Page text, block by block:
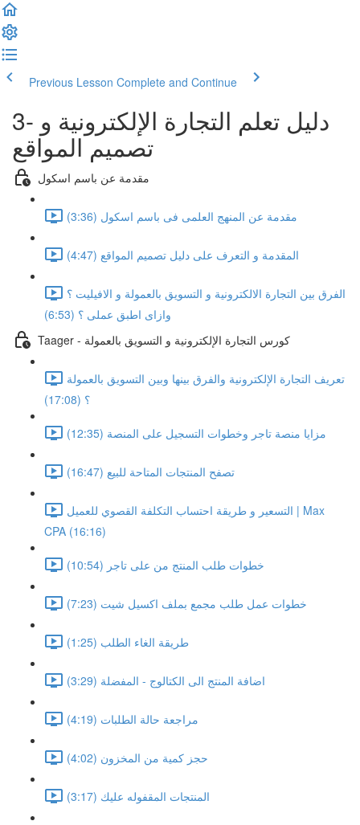
Previous Lesson Complete and Continue
3- دليل تعلم التجارة الإلكترونية و
تصميم المواقع
مقدمة عن باسم اسكول
مقدمة عن المنهج العلمى فى باسم اسكول (3:36)
المقدمة و التعرف على دليل تصميم المواقع (4:47)
الفرق بين التجارة الالكترونية و التسويق بالعمولة و الافيليت ؟
وازاى اطبق عملى ؟ (6:53)
Taager - كورس التجارة الإلكترونية و التسويق بالعمولة
تعريف التجارة الإلكترونية والفرق بينها وبين التسويق بالعمولة
؟ (17:08)
مزايا منصة تاجر وخطوات التسجيل على المنصة (12:35)
تصفح المنتجات المتاحة للبيع (16:47)
التسعير و طريقة احتساب التكلفة القصوي للعميل | Max
CPA (16:16)
خطوات طلب المنتج من على تاجر (10:54)
خطوات عمل طلب مجمع بملف اكسيل شيت (7:23)
طريقة الغاء الطلب (1:25)
اضافة المنتج الى الكتالوج - المفضلة (3:29)
مراجعة حالة الطلبات (4:19)
حجز كمية من المخزون (4:02)
المنتجات المقفوله عليك (3:17)